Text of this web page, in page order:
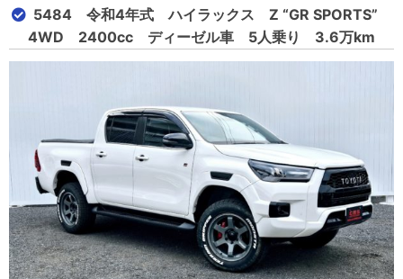
5484 令和4年式 ハイラックス Z “GR SPORTS”
4WD 2400cc ディーゼル車 5人乗り 3.6万km